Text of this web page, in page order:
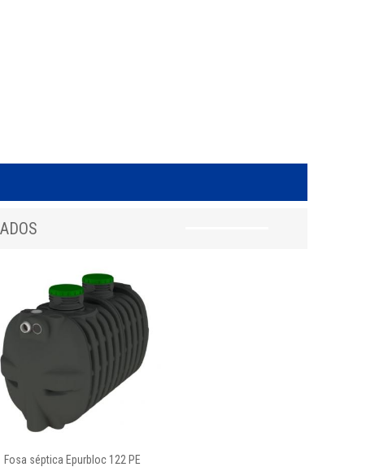
Fosa séptica Epurbloc 122 PE